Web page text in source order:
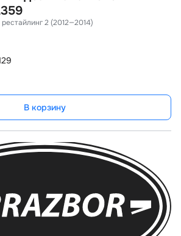
2 (2012—2014)
В корзину